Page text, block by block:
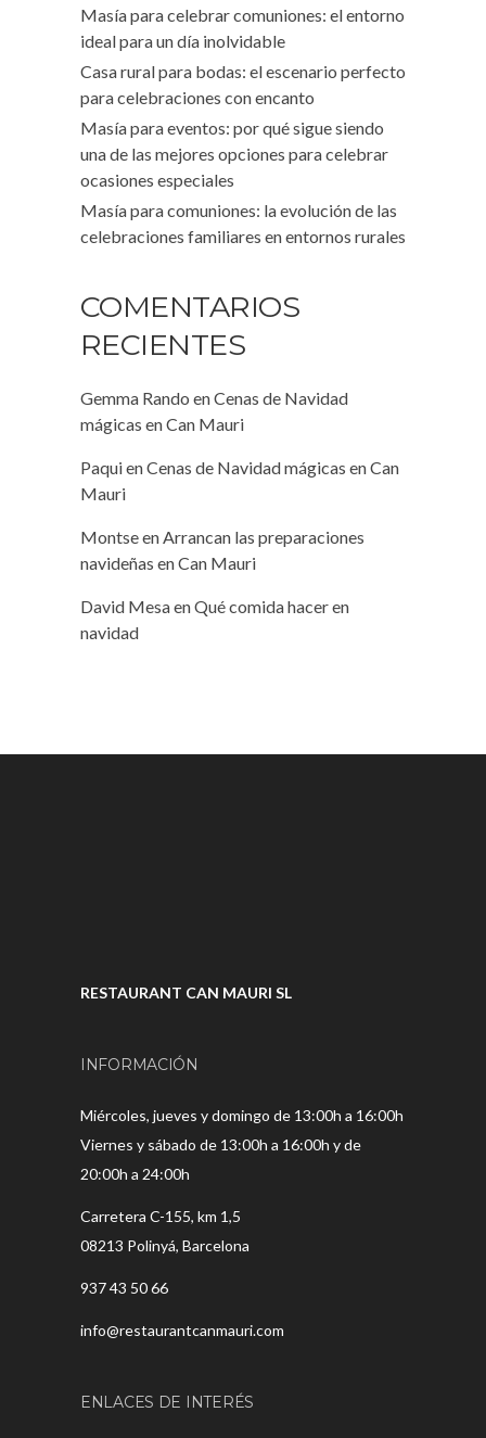
Masía para celebrar comuniones: el entorno
ideal para un día inolvidable
Casa rural para bodas: el escenario perfecto
para celebraciones con encanto
Masía para eventos: por qué sigue siendo
una de las mejores opciones para celebrar
ocasiones especiales
Masía para comuniones: la evolución de las
celebraciones familiares en entornos rurales
COMENTARIOS
RECIENTES
Gemma Rando enCenas de Navidad
mágicas en Can Mauri
PaquienCenas de Navidad mágicas en Can
Mauri
MontseenArrancan las preparaciones
navideñas en Can Mauri
David MesaenQué comida hacer en
navidad
RESTAURANT CAN MAURI SL
INFORMACIÓN
Miércoles, jueves y domingo de 13:00h a 16:00h
Viernes y sábado de 13:00h a 16:00h y de
20:00h a 24:00h
Carretera C-155, km 1,5
08213 Polinyá, Barcelona
937 43 50 66
info@restaurantcanmauri.com
ENLACES DE INTERÉS